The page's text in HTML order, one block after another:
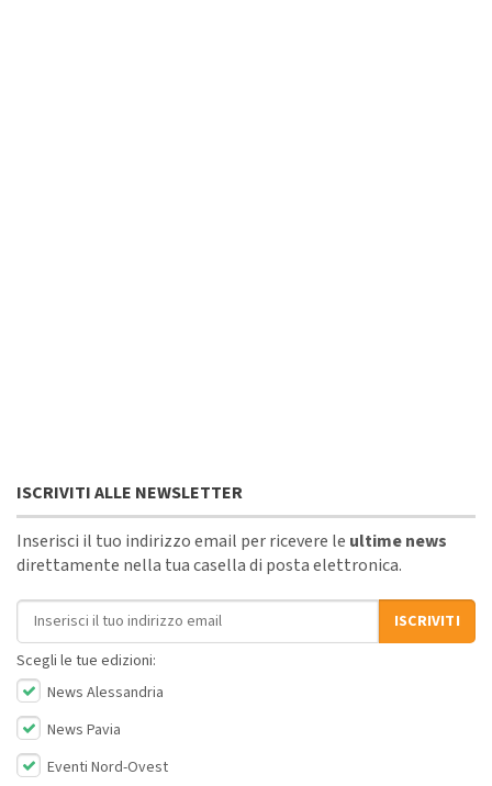
ISCRIVITI ALLE NEWSLETTER
Inserisci il tuo indirizzo email per ricevere le ultime news
direttamente nella tua casella di posta elettronica.
Indirizzo email
ISCRIVITI
Scegli le tue edizioni:
News Alessandria
News Pavia
Eventi Nord-Ovest